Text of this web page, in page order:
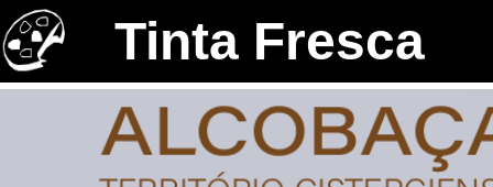
Tinta Fresca